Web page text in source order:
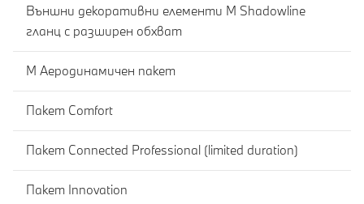
Външни декоративни елементи M Shadowline
гланц с разширен обхват
М Аеродинамичен пакет
Пакет Comfort
Пакет Connected Professional (limited duration)
Пакет Innovation